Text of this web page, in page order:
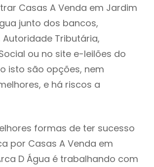
Casas A Venda em Jardim
junto dos bancos,
Autoridade Tributária,
ou no site e-leilões do
isto são opções, nem
e há riscos a
formas de ter sucesso
por Casas A Venda em
D Água é trabalhando com